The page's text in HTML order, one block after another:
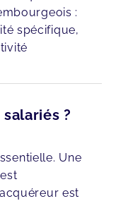
:
spécifique,
?
Une
est